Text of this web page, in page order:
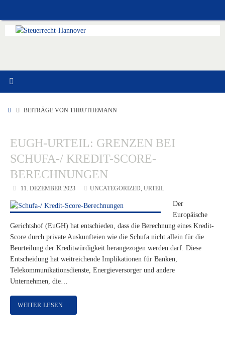
springen
STARTBEITRÄGE VON THRUTHEMANN
EUGH-URTEIL: GRENZEN BEI
SCHUFA-/ KREDIT-SCORE-
BERECHNUNGEN
11. DEZEMBER 2023 UNCATEGORIZED,URTEIL
Der
Europäische
Gerichtshof (EuGH) hat entschieden, dass die Berechnung eines Kredit-
Score durch private Auskunfteien wie die Schufa nicht allein für die
Beurteilung der Kreditwürdigkeit herangezogen werden darf. Diese
Entscheidung hat weitreichende Implikationen für Banken,
Telekommunikationsdienste, Energieversorger und andere
Unternehmen, die…
WEITER LESEN